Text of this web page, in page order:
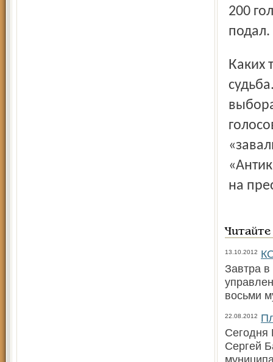
200
подал.
Каких только выкрутасов не выделывает предвыборная
на
13.10.2012
Завтра
восьми
22.08.2012
Сегодня
Сергей